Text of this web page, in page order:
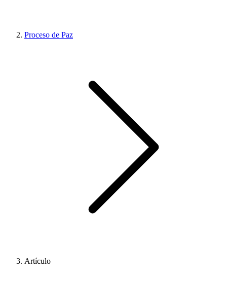
Proceso de Paz
Artículo